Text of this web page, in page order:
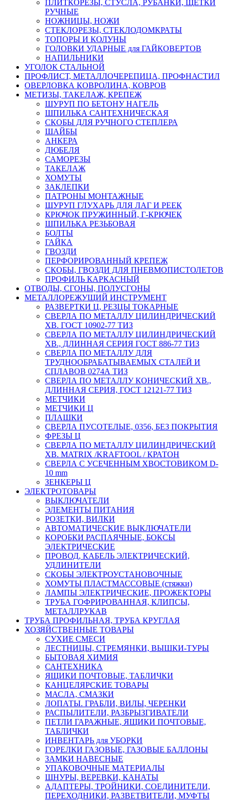
ПЛИТКОРЕЗЫ, СТУСЛА, РУБАНКИ, ЩЕТКИ
РУЧНЫЕ
НОЖНИЦЫ, НОЖИ
СТЕКЛОРЕЗЫ, СТЕКЛОДОМКРАТЫ
ТОПОРЫ И КОЛУНЫ
ГОЛОВКИ УДАРНЫЕ для ГАЙКОВЕРТОВ
НАПИЛЬНИКИ
УГОЛОК СТАЛЬНОЙ
ПРОФЛИСТ, МЕТАЛЛОЧЕРЕПИЦА, ПРОФНАСТИЛ
ОВЕРЛОВКА КОВРОЛИНА, КОВРОВ
МЕТИЗЫ, ТАКЕЛАЖ, КРЕПЕЖ
ШУРУП ПО БЕТОНУ НАГЕЛЬ
ШПИЛЬКА САНТЕХНИЧЕСКАЯ
СКОБЫ ДЛЯ РУЧНОГО СТЕПЛЕРА
ШАЙБЫ
АНКЕРА
ДЮБЕЛЯ
САМОРЕЗЫ
ТАКЕЛАЖ
ХОМУТЫ
ЗАКЛЕПКИ
ПАТРОНЫ МОНТАЖНЫЕ
ШУРУП ГЛУХАРЬ ДЛЯ ЛАГ И РЕЕК
КРЮЧОК ПРУЖИННЫЙ, Г-КРЮЧЕК
ШПИЛЬКА РЕЗЬБОВАЯ
БОЛТЫ
ГАЙКА
ГВОЗДИ
ПЕРФОРИРОВАННЫЙ КРЕПЕЖ
СКОБЫ, ГВОЗДИ ДЛЯ ПНЕВМОПИСТОЛЕТОВ
ПРОФИЛЬ КАРКАСНЫЙ
ОТВОДЫ, СГОНЫ, ПОЛУСГОНЫ
МЕТАЛЛОРЕЖУЩИЙ ИНСТРУМЕНТ
РАЗВЕРТКИ Ц, РЕЗЦЫ ТОКАРНЫЕ
СВЕРЛА ПО МЕТАЛЛУ ЦИЛИНДРИЧЕСКИЙ
ХВ. ГОСТ 10902-77 ТИЗ
СВЕРЛА ПО МЕТАЛЛУ ЦИЛИНДРИЧЕСКИЙ
ХВ., ДЛИННАЯ СЕРИЯ ГОСТ 886-77 ТИЗ
СВЕРЛА ПО МЕТАЛЛУ ДЛЯ
ТРУДНООБРАБАТЫВАЕМЫХ СТАЛЕЙ И
СПЛАВОВ 0274А ТИЗ
СВЕРЛА ПО МЕТАЛЛУ КОНИЧЕСКИЙ ХВ.,
ДЛИННАЯ СЕРИЯ, ГОСТ 12121-77 ТИЗ
МЕТЧИКИ
МЕТЧИКИ Ц
ПЛАШКИ
СВЕРЛА ПУСОТЕЛЫЕ, 0356, БЕЗ ПОКРЫТИЯ
ФРЕЗЫ Ц
СВЕРЛА ПО МЕТАЛЛУ ЦИЛИНДРИЧЕСКИЙ
ХВ. MATRIX /KRAFTOOL / КРАТОН
СВЕРЛА С УСЕЧЕННЫМ ХВОСТОВИКОМ D-
10 mm
ЗЕНКЕРЫ Ц
ЭЛЕКТРОТОВАРЫ
ВЫКЛЮЧАТЕЛИ
ЭЛЕМЕНТЫ ПИТАНИЯ
РОЗЕТКИ, ВИЛКИ
АВТОМАТИЧЕСКИЕ ВЫКЛЮЧАТЕЛИ
КОРОБКИ РАСПАЯЧНЫЕ, БОКСЫ
ЭЛЕКТРИЧЕСКИЕ
ПРОВОД, КАБЕЛЬ ЭЛЕКТРИЧЕСКИЙ,
УДЛИНИТЕЛИ
СКОБЫ ЭЛЕКТРОУСТАНОВОЧНЫЕ
ХОМУТЫ ПЛАСТМАССОВЫЕ (стяжки)
ЛАМПЫ ЭЛЕКТРИЧЕСКИЕ, ПРОЖЕКТОРЫ
ТРУБА ГОФРИРОВАННАЯ, КЛИПСЫ,
МЕТАЛЛРУКАВ
ТРУБА ПРОФИЛЬНАЯ, ТРУБА КРУГЛАЯ
ХОЗЯЙСТВЕННЫЕ ТОВАРЫ
СУХИЕ СМЕСИ
ЛЕСТНИЦЫ, СТРЕМЯНКИ, ВЫШКИ-ТУРЫ
БЫТОВАЯ ХИМИЯ
САНТЕХНИКА
ЯЩИКИ ПОЧТОВЫЕ, ТАБЛИЧКИ
КАНЦЕЛЯРСКИЕ ТОВАРЫ
МАСЛА, СМАЗКИ
ЛОПАТЫ. ГРАБЛИ, ВИЛЫ, ЧЕРЕНКИ
РАСПЫЛИТЕЛИ, РАЗБРЫЗГИВАТЕЛИ
ПЕТЛИ ГАРАЖНЫЕ, ЯЩИКИ ПОЧТОВЫЕ,
ТАБЛИЧКИ
ИНВЕНТАРЬ для УБОРКИ
ГОРЕЛКИ ГАЗОВЫЕ, ГАЗОВЫЕ БАЛЛОНЫ
ЗАМКИ НАВЕСНЫЕ
УПАКОВОЧНЫЕ МАТЕРИАЛЫ
ШНУРЫ, ВЕРЕВКИ, КАНАТЫ
АДАПТЕРЫ, ТРОЙНИКИ, СОЕДИНИТЕЛИ,
ПЕРЕХОДНИКИ, РАЗВЕТВИТЕЛИ, МУФТЫ